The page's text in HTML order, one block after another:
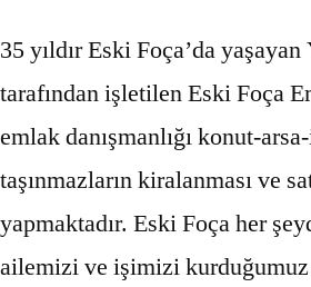
35 yıldır Eski Foça’da
tarafından işletilen Eski Foça
emlak danışmanlığı konut-
taşınmazların kiralanması ve
yapmaktadır. Eski Foça her
ailemizi ve işimizi